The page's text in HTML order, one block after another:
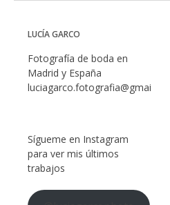
LUCÍA GARCO
Fotografía de boda en
Madrid y España
luciagarco.fotografia@gmail.com
Sígueme en Instagram
para ver mis últimos
trabajos